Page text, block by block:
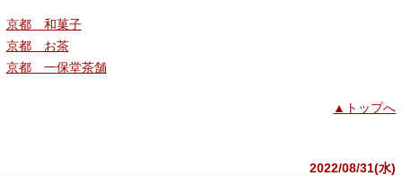
京都 和菓子
京都 お茶
京都 一保堂茶舗
▲トップへ
2022/08/31(水)